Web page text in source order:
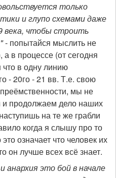
только
и глупо схемами даже
века, чтобы строить
- попытайся мыслить не
а в процессе (от сегодня
что в одну линию
- 20го - 21 вв. Т.е. свою
мы не
продолжаем дело наших
на те же грабли
когда я слышу про то
означает что человек их
он лучше всех всё знает.
анархия это бой в начале